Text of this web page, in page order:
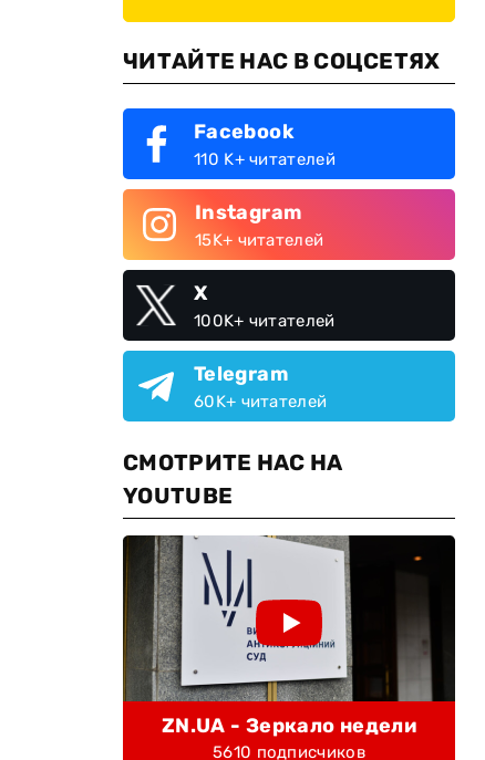
ЧИТАЙТЕ НАС В СОЦСЕТЯХ
Facebook
110 K+ читателей
Instagram
15K+ читателей
X
100K+ читателей
Telegram
60K+ читателей
СМОТРИТЕ НАС НА
YOUTUBE
ZN.UA - Зеркало недели
5610 подписчиков